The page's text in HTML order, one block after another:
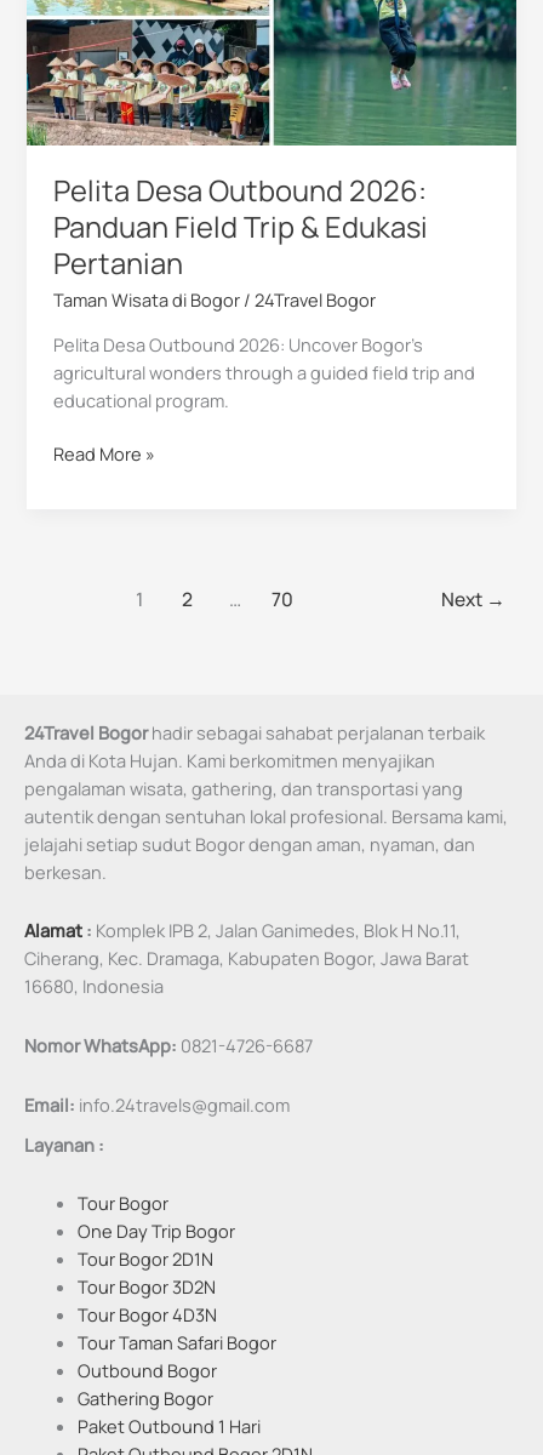
Pelita Desa Outbound 2026:
Panduan Field Trip & Edukasi
Pertanian
Taman Wisata di Bogor / 24Travel Bogor
Pelita Desa Outbound 2026: Uncover Bogor’s
agricultural wonders through a guided field trip and
educational program.
Panduan
Field
Trip
&
Edukasi
Pertanian
Read More »
1 2 … 70 Next →
24Travel Bogorhadir sebagai sahabat perjalanan terbaik
Anda di Kota Hujan. Kami berkomitmen menyajikan
pengalaman wisata, gathering, dan transportasi yang
autentik dengan sentuhan lokal profesional. Bersama kami,
jelajahi setiap sudut Bogor dengan aman, nyaman, dan
berkesan.
Alamat : Komplek IPB 2, Jalan Ganimedes, Blok H No.11,
Ciherang, Kec. Dramaga, Kabupaten Bogor, Jawa Barat
16680, Indonesia
Nomor WhatsApp: 0821-4726-6687
Email: info.24travels@gmail.com
Layanan :
Tour Bogor
One Day Trip Bogor
Tour Bogor 2D1N
Tour Bogor 3D2N
Tour Bogor 4D3N
Tour Taman Safari Bogor
Outbound Bogor
Gathering Bogor
Paket Outbound 1 Hari